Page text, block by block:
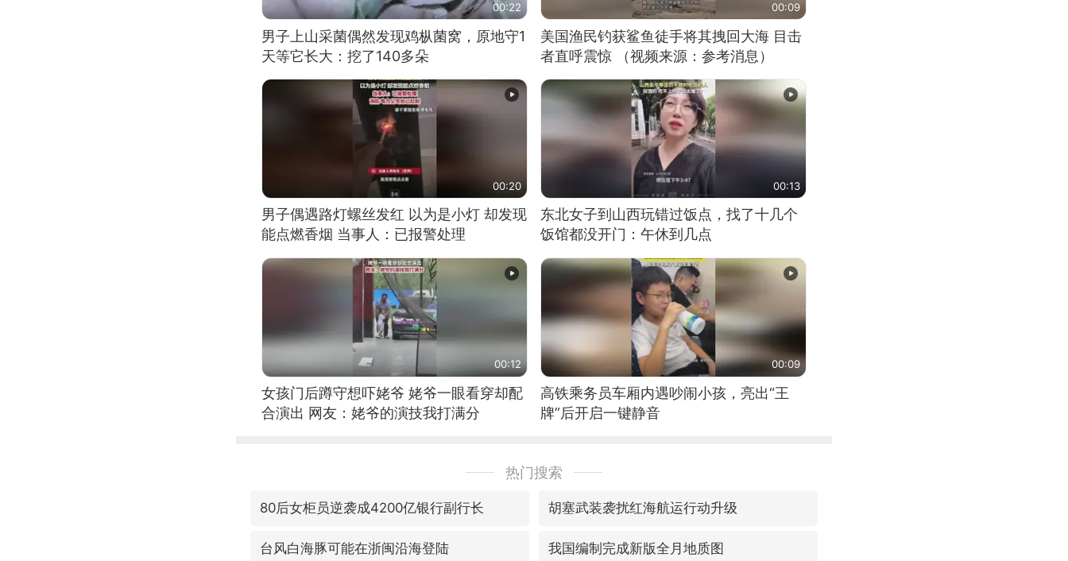
00:22
男子上山采菌偶然发现鸡枞菌窝，原地守1
天等它长大：挖了140多朵
00:09
美国渔民钓获鲨鱼徒手将其拽回大海 目击
者直呼震惊 （视频来源：参考消息）
00:20
男子偶遇路灯螺丝发红 以为是小灯 却发现
能点燃香烟 当事人：已报警处理
00:13
东北女子到山西玩错过饭点，找了十几个
饭馆都没开门：午休到几点
00:12
女孩门后蹲守想吓姥爷 姥爷一眼看穿却配
合演出 网友：姥爷的演技我打满分
00:09
高铁乘务员车厢内遇吵闹小孩，亮出“王
牌”后开启一键静音
热门搜索
80后女柜员逆袭成4200亿银行副行长 胡塞武装袭扰红海航运行动升级
台风白海豚可能在浙闽沿海登陆 我国编制完成新版全月地质图